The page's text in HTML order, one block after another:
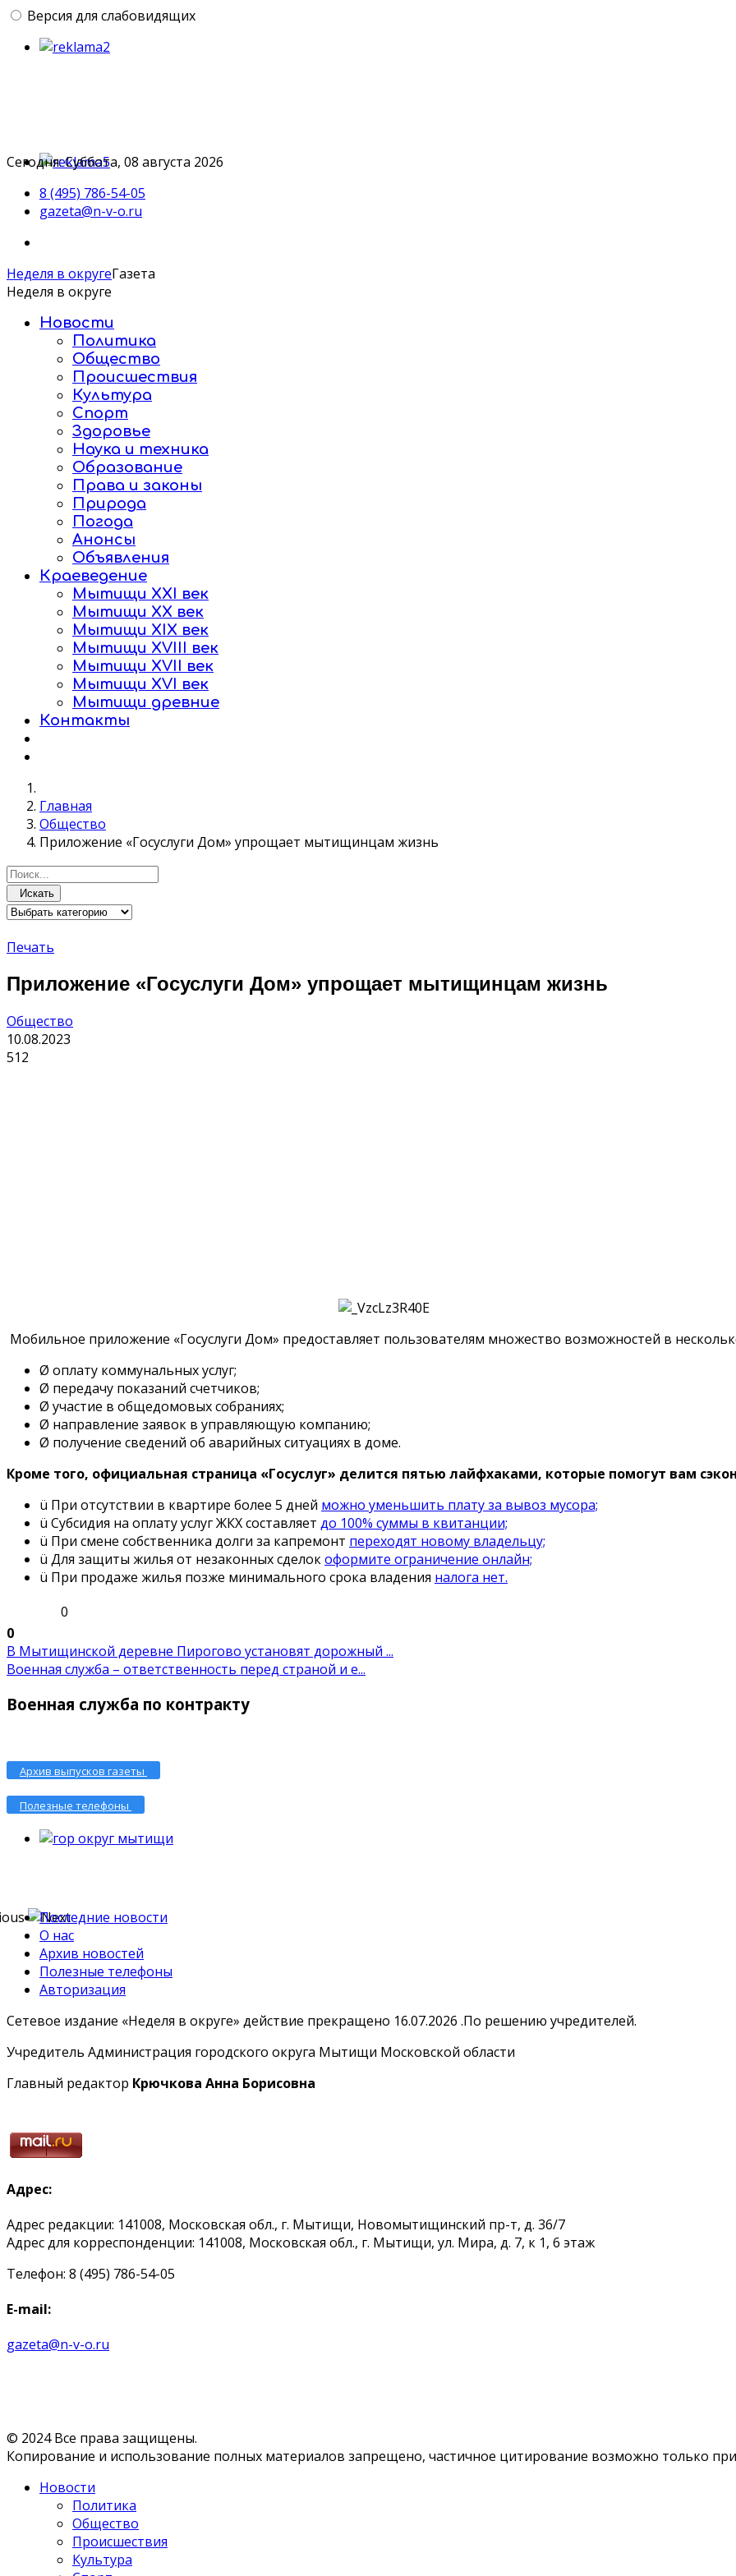
Версия для слабовидящих
Сегодня: Суббота, 08 августа 2026
8 (495) 786-54-05
gazeta@n-v-o.ru
Неделя в округеГазета
Неделя в округе
Новости
Политика
Общество
Происшествия
Культура
Спорт
Здоровье
Наука и техника
Образование
Права и законы
Природа
Погода
Анонсы
Объявления
Краеведение
Мытищи XXI век
Мытищи XX век
Мытищи XIX век
Мытищи XVIII век
Мытищи XVII век
Мытищи XVI век
Мытищи древние
Контакты
Главная
Общество
Приложение «Госуслуги Дом» упрощает мытищинцам жизнь
Искать
Печать
Приложение «Госуслуги Дом» упрощает мытищинцам жизнь
Общество
10.08.2023
512
Мобильное приложение «Госуслуги Дом» предоставляет пользователям множество возможностей в
Ø оплату коммунальных услуг;
Ø передачу показаний счетчиков;
Ø участие в общедомовых собраниях;
Ø направление заявок в управляющую компанию;
Ø получение сведений об аварийных ситуациях в доме.
Кроме того, официальная страница «Госуслуг» делится пятью лайфхаками, которые помогут вам
ü При отсутствии в квартире более 5 дней можно уменьшить плату за вывоз мусора;
ü Субсидия на оплату услуг ЖКХ составляет до 100% суммы в квитанции;
ü При смене собственника долги за капремонт переходят новому владельцу;
ü Для защиты жилья от незаконных сделокоформите ограничение онлайн;
ü При продаже жилья позже минимального срока владения налога нет.
0
0
В Мытищинской деревне Пирогово установят дорожный ...
Военная служба – ответственность перед страной и е...
Военная служба по контракту
Архив выпусков газеты
Полезные телефоны
Последние новости
О нас
Архив новостей
Полезные телефоны
Авторизация
Сетевое издание «Неделя в округе» действие прекращено 16.07.2026 .По решению учредителей.
Учредитель Администрация городского округа Мытищи Московской области
Главный редактор Крючкова Анна Борисовна
Адрес:
Адрес редакции: 141008, Московская обл., г. Мытищи, Новомытищинский пр-т, д. 36/7
Адрес для корреспонденции: 141008, Московская обл., г. Мытищи, ул. Мира, д. 7, к 1, 6 этаж
Телефон: 8 (495) 786-54-05
E-mail:
gazeta@n-v-o.ru
© 2024 Все права защищены.
Копирование и использование полных материалов запрещено, частичное цитирование возможно только
Новости
Политика
Общество
Происшествия
Культура